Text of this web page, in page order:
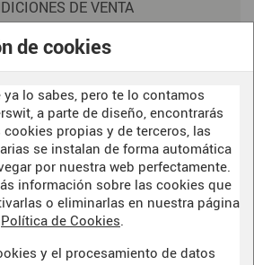
de cookies
ya lo sabes, pero te lo contamos
a parte de diseño, encontrarás
propias y de terceros, las
se instalan de forma automática
por nuestra web perfectamente.
información sobre las cookies que
o eliminarlas en nuestra página
Política de Cookies.
y el procesamiento de datos
DE VENTA
DE PRIVACIDAD
AVISO LEGAL
DE COOKIES
TO OUR
DARK SIDE
STUDIO